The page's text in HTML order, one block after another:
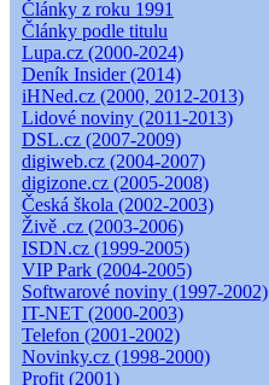
Články z roku 1991
Články podle titulu
Lupa.cz (2000-2024)
Deník Insider (2014)
iHNed.cz (2000, 2012-2013)
Lidové noviny (2011-2013)
DSL.cz (2007-2009)
digiweb.cz (2004-2007)
digizone.cz (2005-2008)
Česká škola (2002-2003)
Živě .cz (2003-2006)
ISDN.cz (1999-2005)
VIP Park (2004-2005)
Softwarové noviny (1997-2002)
IT-NET (2000-2003)
Telefon (2001-2002)
Novinky.cz (1998-2000)
Profit (2001)